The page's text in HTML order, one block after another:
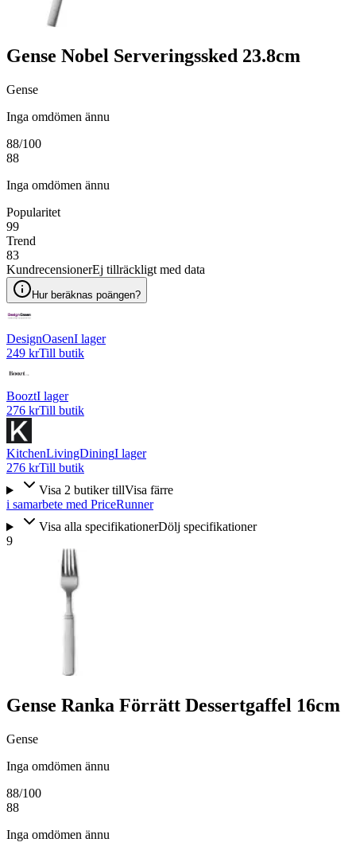
Gense Nobel Serveringssked 23.8cm
Gense
Inga omdömen ännu
88/100
88
Inga omdömen ännu
Popularitet
99
Trend
83
KundrecensionerEj tillräckligt med data
Hur beräknas poängen?
DesignOasenI lager
249 krTill butik
BooztI lager
276 krTill butik
KitchenLivingDiningI lager
276 krTill butik
Visa 2 butiker tillVisa färre
i samarbete med PriceRunner
Visa alla specifikationerDölj specifikationer
9
Gense Ranka Förrätt Dessertgaffel 16cm
Gense
Inga omdömen ännu
88/100
88
Inga omdömen ännu